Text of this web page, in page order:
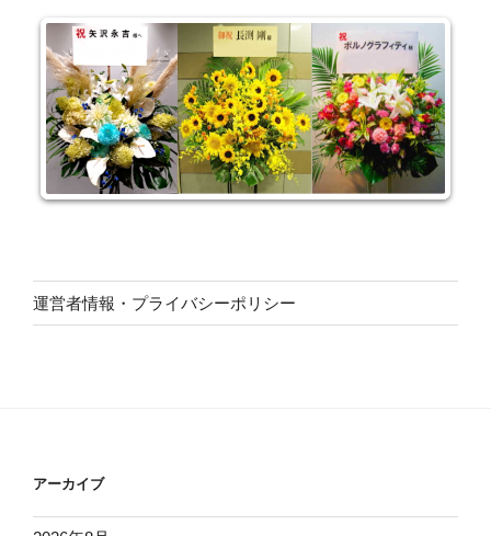
運営者情報・プライバシーポリシー
アーカイブ